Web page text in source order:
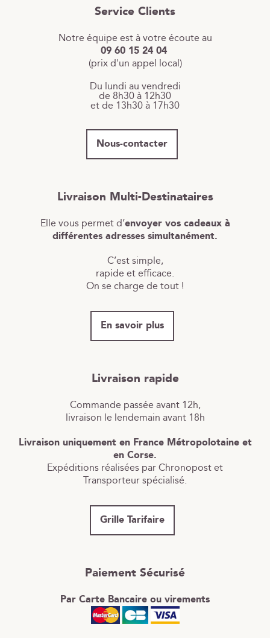
Service Clients
Notre équipe est à votre écoute au
09 60 15 24 04
(prix d'un appel local)
Du lundi au vendredi
de 8h30 à 12h30
et de 13h30 à 17h30
Nous-contacter
Livraison Multi-Destinataires
Elle vous permet d’envoyer vos cadeaux à
différentes adresses simultanément.
C’est simple,
rapide et efficace.
On se charge de tout !
En savoir plus
Livraison rapide
Commande passée avant 12h,
livraison le lendemain avant 18h
Livraison uniquement en France Métropolotaine et
en Corse.
Expéditions réalisées par Chronopost et
Transporteur spécialisé.
Grille Tarifaire
Paiement Sécurisé
Par Carte Bancaire ou virements